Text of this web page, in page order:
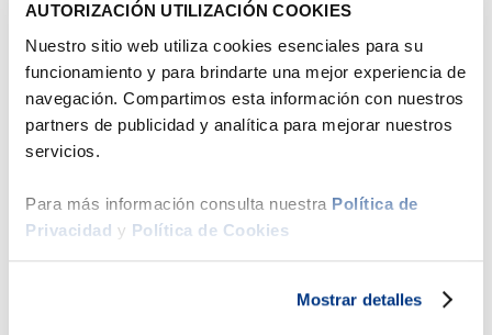
AUTORIZACIÓN UTILIZACIÓN COOKIES
Nuestro sitio web utiliza cookies esenciales para su
funcionamiento y para brindarte una mejor experiencia de
navegación. Compartimos esta información con nuestros
partners de publicidad y analítica para mejorar nuestros
servicios.
Para más información consulta nuestra Política de
Privacidad y Política de Cookies
Mostrar detalles
Estructura del cochón
Ficha técnica
Productos Sugeridos